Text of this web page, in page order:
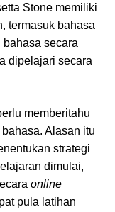
Stone memiliki
termasuk bahasa
bahasa secara
dipelajari secara
memberitahu
Alasan itu
strategi
dimulai,
online
pula latihan